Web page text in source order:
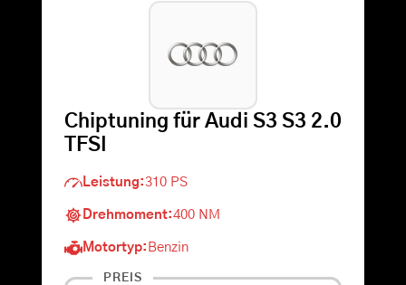
Warenkorb
Chiptuning für Audi S3 S3 2.0
TFSI
Leistung:310 PS
Drehmoment:400 NM
Motortyp: Benzin
PREIS